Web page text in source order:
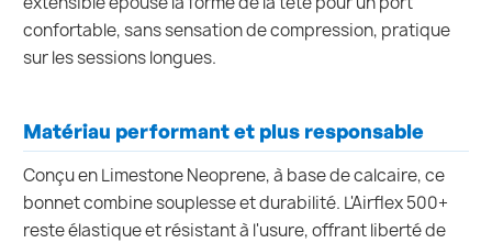
confortable, sans sensation de compression, pratique
sur les sessions longues.
Matériau performant et plus responsable
Conçu en Limestone Neoprene, à base de calcaire, ce
bonnet combine souplesse et durabilité. L'Airflex 500+
reste élastique et résistant à l'usure, offrant liberté de